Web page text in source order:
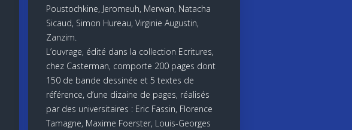
Poustochkine, Jeromeuh, Merwan, Natacha
Sicaud, Simon Hureau, Virginie Augustin,
Zanzim.
L’ouvrage, édité dans la collection Ecritures,
chez Casterman, comporte 200 pages dont
150 de bande dessinée et 5 textes de
référence, d’une dizaine de pages, réalisés
par des universitaires : Eric Fassin, Florence
Tamagne, Maxime Foerster, Louis-Georges